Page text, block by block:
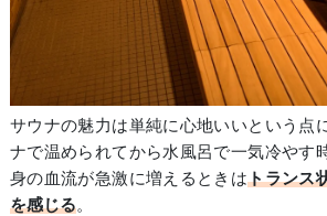
サウナの魅力は単純に心地いいという点
ナで温められてから水風呂で一気冷やす
身の血流が急激に増えるときはトランス
を感じる。